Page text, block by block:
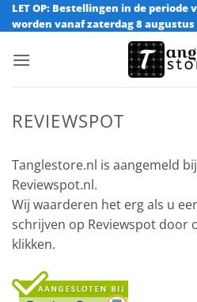
Ga
naar
LET OP: Bestellingen in de
worden vanaf zaterdag 8
REVIEWSPOT
Tanglestore.nl is aangemeld
Reviewspot.nl.
Wij waarderen het erg als u
schrijven op Reviewspot door
klikken.